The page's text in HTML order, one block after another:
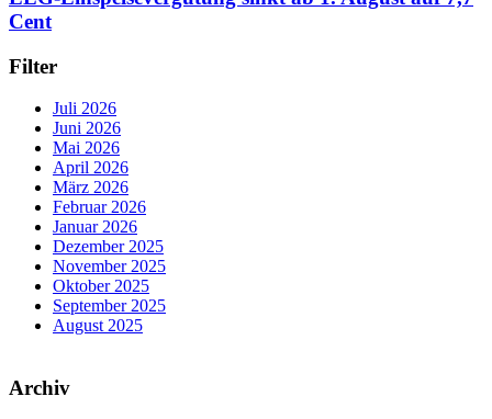
Cent
Filter
Juli 2026
Juni 2026
Mai 2026
April 2026
März 2026
Februar 2026
Januar 2026
Dezember 2025
November 2025
Oktober 2025
September 2025
August 2025
Archiv